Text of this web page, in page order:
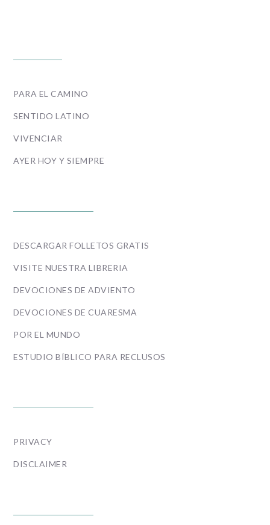
PARA EL CAMINO
SENTIDO LATINO
VIVENCIAR
AYER HOY Y SIEMPRE
DESCARGAR FOLLETOS GRATIS
VISITE NUESTRA LIBRERIA
DEVOCIONES DE ADVIENTO
DEVOCIONES DE CUARESMA
POR EL MUNDO
ESTUDIO BÍBLICO PARA RECLUSOS
PRIVACY
DISCLAIMER